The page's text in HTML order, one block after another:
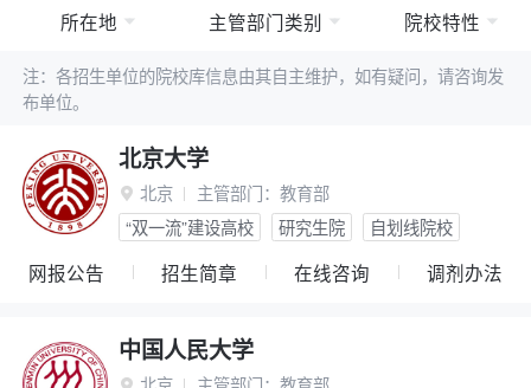
所在地 主管部门类别 院校特性
注：各招生单位的院校库信息由其自主维护，如有疑问，请咨询发
布单位。
北京大学
 北京 主管部门： 教育部
“双一流”建设高校
研究生院 自划线院校
网报公告 招生简章 在线咨询 调剂办法
中国人民大学